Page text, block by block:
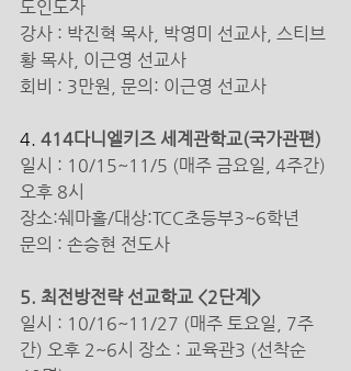
도인도자
강사 : 박진혁 목사, 박영미 선교사, 스티브
황 목사, 이근영 선교사
회비 : 3만원, 문의: 이근영 선교사
4. 414다니엘키즈 세계관학교(국가관편)
일시 : 10/15~11/5 (매주 금요일, 4주간)
오후 8시
장소:쉐마홀/대상:TCC초등부3~6학년
문의 : 손승현 전도사
5. 최전방전략 선교학교 <2단계>
일시 : 10/16~11/27 (매주 토요일, 7주
간) 오후 2~6시 장소 : 교육관3 (선착순